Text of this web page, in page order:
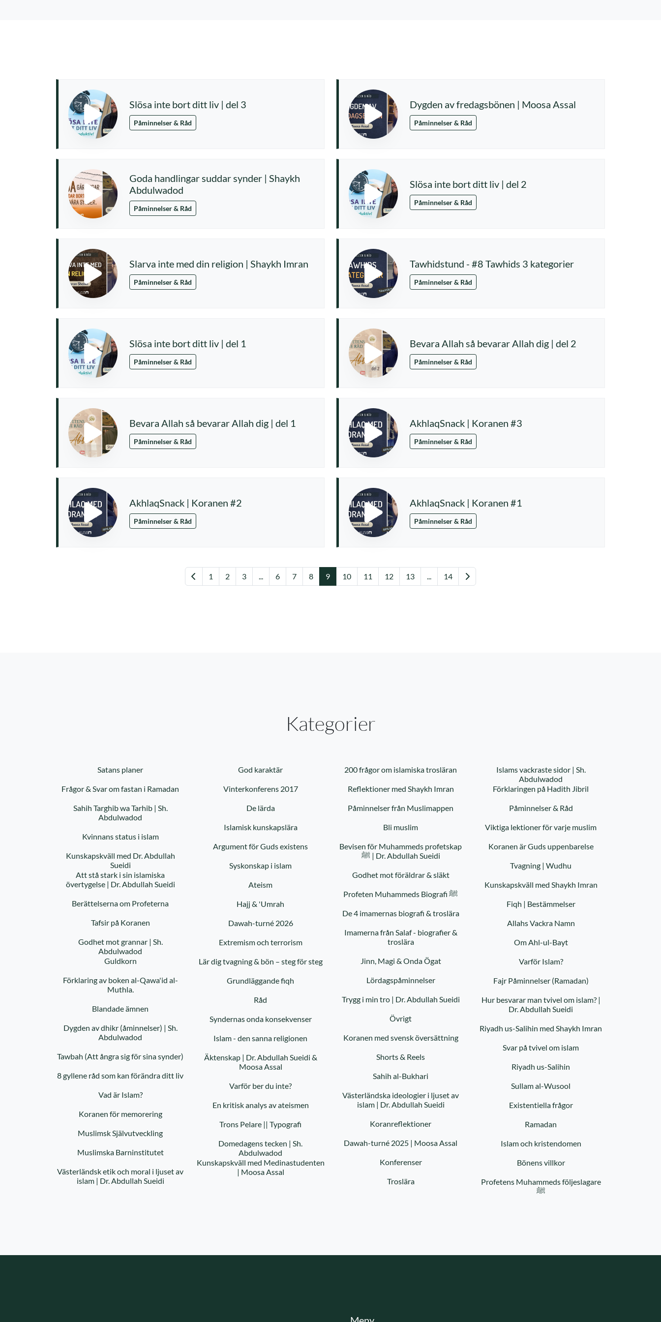
Slösa inte bort ditt liv | del 3
Påminnelser & Råd
Dygden av fredagsbönen | Moosa Assal
Påminnelser & Råd
Goda handlingar suddar synder | Shaykh
Abdulwadod
Påminnelser & Råd
Slösa inte bort ditt liv | del 2
Påminnelser & Råd
Slarva inte med din religion | Shaykh Imran
Påminnelser & Råd
Tawhidstund - #8 Tawhids 3 kategorier
Påminnelser & Råd
Slösa inte bort ditt liv | del 1
Påminnelser & Råd
Bevara Allah så bevarar Allah dig | del 2
Påminnelser & Råd
Bevara Allah så bevarar Allah dig | del 1
Påminnelser & Råd
AkhlaqSnack | Koranen #3
Påminnelser & Råd
AkhlaqSnack | Koranen #2
Påminnelser & Råd
AkhlaqSnack | Koranen #1
Påminnelser & Råd
Föregående
1 2 3 ... 6 7 8 9 10 11 12 13 ... 14 Nästa
Kategorier
Satans planer God karaktär 200 frågor om islamiska trosläran
Islams vackraste sidor | Sh.
Abdulwadod
Frågor & Svar om fastan i Ramadan
Vinterkonferens 2017 Reflektioner med Shaykh Imran Förklaringen på Hadith Jibril
Sahih Targhib wa Tarhib | Sh.
Abdulwadod
De lärda Påminnelser från Muslimappen Påminnelser & Råd
Islamisk kunskapslära Bli muslim
Viktiga lektioner för varje muslim
Kvinnans status i islam
Argument för Guds existens
Bevisen för Muhammeds profetskap
ﷺ | Dr. Abdullah Sueidi
Koranen är Guds uppenbarelse
Kunskapskväll med Dr. Abdullah
Sueidi
Syskonskap i islam
Tvagning | Wudhu
Att stå stark i sin islamiska
övertygelse | Dr. Abdullah Sueidi
Godhet mot föräldrar & släkt
Ateism
Kunskapskväll med Shaykh Imran
Profeten Muhammeds Biografi ﷺ
Berättelserna om Profeterna
Hajj & 'Umrah
Fiqh | Bestämmelser
De 4 imamernas biografi & troslära
Tafsir på Koranen
Dawah-turné 2026
Allahs Vackra Namn
Imamerna från Salaf - biografier &
troslära
Godhet mot grannar | Sh.
Abdulwadod
Extremism och terrorism
Om Ahl-ul-Bayt
Guldkorn
Jinn, Magi & Onda Ögat
Lär dig tvagning & bön – steg för steg
Varför Islam?
Förklaring av boken al-Qawa'id al-
Muthla.
Lördagspåminnelser
Grundläggande fiqh
Fajr Påminnelser (Ramadan)
Trygg i min tro | Dr. Abdullah Sueidi
Råd
Hur besvarar man tvivel om islam? |
Dr. Abdullah Sueidi
Blandade ämnen
Övrigt
Syndernas onda konsekvenser
Dygden av dhikr (åminnelser) | Sh.
Abdulwadod
Riyadh us-Salihin med Shaykh Imran
Koranen med svensk översättning
Islam - den sanna religionen
Svar på tvivel om islam
Tawbah (Att ångra sig för sina synder)
Shorts & Reels
Äktenskap | Dr. Abdullah Sueidi &
Moosa Assal
Riyadh us-Salihin
8 gyllene råd som kan förändra ditt liv
Sahih al-Bukhari
Varför ber du inte?
Sullam al-Wusool
Vad är Islam?
Västerländska ideologier i ljuset av
islam | Dr. Abdullah Sueidi
En kritisk analys av ateismen
Existentiella frågor
Koranen för memorering
Koranreflektioner
Trons Pelare || Typografi
Ramadan
Muslimsk Självutveckling
Dawah-turné 2025 | Moosa Assal
Domedagens tecken | Sh.
Abdulwadod
Islam och kristendomen
Muslimska Barninstitutet
Konferenser
Kunskapskväll med Medinastudenten
| Moosa Assal
Bönens villkor
Västerländsk etik och moral i ljuset av
islam | Dr. Abdullah Sueidi
Troslära
Profetens Muhammeds följeslagare
ﷺ